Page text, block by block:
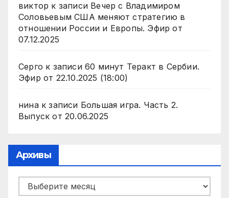
виктор к записи Вечер с Владимиром
Соловьевым США меняют стратегию в
отношении России и Европы. Эфир от
07.12.2025
Серго к записи 60 минут Теракт в Сербии.
Эфир от 22.10.2025 (18:00)
нинак записи Большая игра. Часть 2.
Выпуск от 20.06.2025
Архивы
Архивы